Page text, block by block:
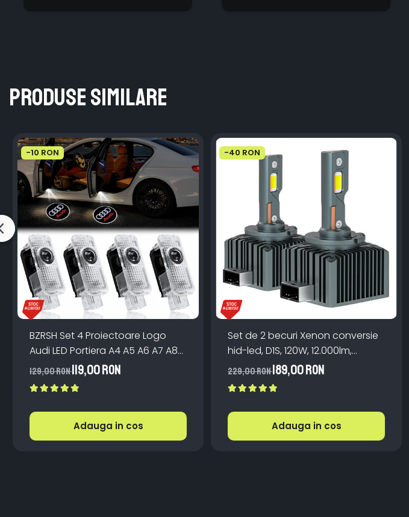
Produse similare
-10 RON
BZRSH Set 4 Proiectoare Logo
Audi LED Portiera A4 A5 A6 A7 A8
Q3 Q5 Q7 - 12V 5W Plug & Play
129,00 RON119,00 RON
Adauga in cos
-40 RON
Set de 2 becuri Xenon conversie
hid-led, D1S, 120W, 12.000lm,
Canbus, Miez Cupru, Radiator
Aluminiu, Premium, Alb Rece
229,00 RON189,00 RON
Adauga in cos